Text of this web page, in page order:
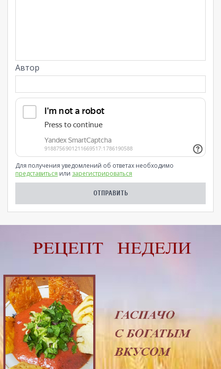
Автор
Для получения уведомлений об ответах необходимо
представиться или зарегистрироваться